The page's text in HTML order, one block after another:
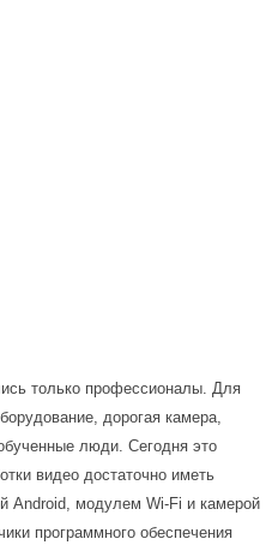
только профессионалы. Для
дорогая камера,
люди. Сегодня это
видео достаточно иметь
Android, модулем Wi-Fi и камерой
программного обеспечения